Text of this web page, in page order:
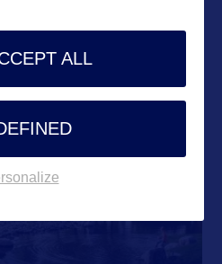
Garden
dans les Turtle
…
ALL